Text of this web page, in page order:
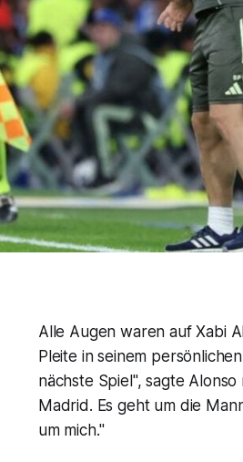
Alle Augen waren auf Xabi
Pleite in seinem
nächste Spiel", sagte
Madrid. Es geht um die
um mich."